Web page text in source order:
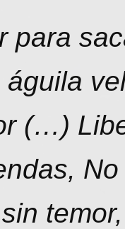
para
águila
(…)